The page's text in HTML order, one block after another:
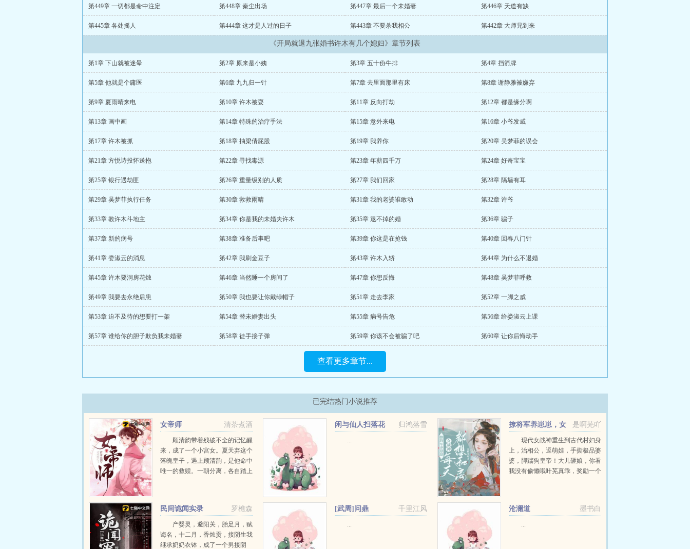
第449章 一切都是命中注定 第448章 秦尘出场 第447章 最后一个未婚妻 第446章 天道有缺
第445章 各处摇人 第444章 这才是人过的日子 第443章 不要杀我相公 第442章 大师兄到来
《开局就退九张婚书许木有几个媳妇》章节列表
第1章 下山就被迷晕 第2章 原来是小姨 第3章 五十份牛排 第4章 挡箭牌
第5章 他就是个庸医 第6章 九九归一针 第7章 去里面那里有床 第8章 谢静雅被嫌弃
第9章 夏雨晴来电 第10章 许木被耍 第11章 反向打劫 第12章 都是缘分啊
第13章 画中画 第14章 特殊的治疗手法 第15章 意外来电 第16章 小爷发威
第17章 许木被抓 第18章 抽梁倩屁股 第19章 我养你 第20章 吴梦菲的误会
第21章 方悦诗投怀送抱 第22章 寻找毒源 第23章 年薪四千万 第24章 好奇宝宝
第25章 银行遇劫匪 第26章 重量级别的人质 第27章 我们回家 第28章 隔墙有耳
第29章 吴梦菲执行任务 第30章 救救雨晴 第31章 我的老婆谁敢动 第32章 许爷
第33章 教许木斗地主 第34章 你是我的未婚夫许木 第35章 退不掉的婚 第36章 骗子
第37章 新的病号 第38章 准备后事吧 第39章 你这是在抢钱 第40章 回春八门针
第41章 娄淑云的消息 第42章 我刷金豆子 第43章 许木入轿 第44章 为什么不退婚
第45章 许木要洞房花烛 第46章 当然睡一个房间了 第47章 你想反悔 第48章 吴梦菲呼救
第49章 我要去永绝后患 第50章 我也要让你戴绿帽子 第51章 走去李家 第52章 一脚之威
第53章 迫不及待的想要打一架 第54章 替未婚妻出头 第55章 病号告危 第56章 给娄淑云上课
第57章 谁给你的胆子欺负我未婚妻 第58章 徒手接子弹 第59章 你该不会被骗了吧 第60章 让你后悔动手
查看更多章节...
已完结热门小说推荐
清茶煮酒
女帝师
顾清韵带着残破不全的记忆醒
来，成了一个小宫女。夏天弃这个
落魄皇子，遇上顾清韵，是他命中
唯一的救赎。一朝分离，各自踏上
归鸿落雪
闲与仙人扫落花
...
是啊芜吖
撩将军养崽崽，女
战神每天都想和离
现代女战神重生到古代村妇身
上，治相公，逗萌娃，手撕极品婆
婆，脚踹狗皇帝！大儿砸娘，你看
我没有偷懒哦叶芜真乖，奖励一个
罗樵森
民间诡闻实录
产婴灵，避阳关，胎足月，赋
诲名，十二月，香烛贡，接阴生我
继承奶奶衣钵，成了一个男接阴
千里江风
[武周]问鼎
...
墨书白
沧澜道
...